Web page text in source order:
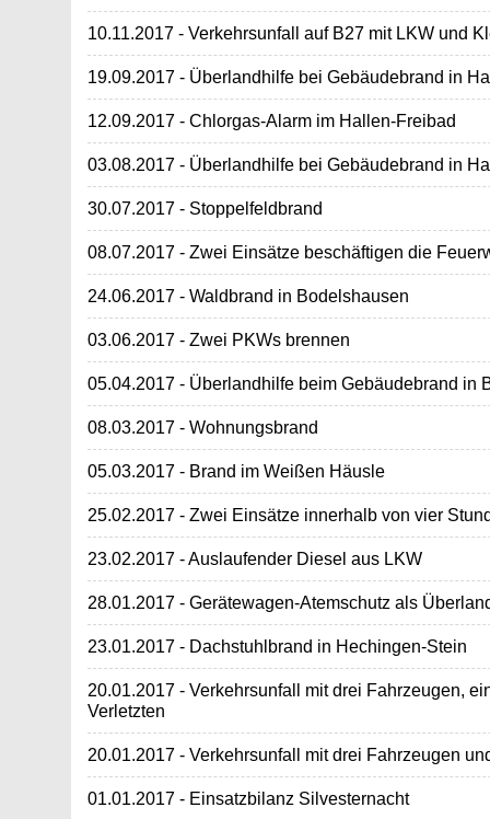
10.11.2017 - Verkehrsunfall auf B27 mit LKW und
19.09.2017 - Überlandhilfe bei Gebäudebrand in
12.09.2017 - Chlorgas-Alarm im Hallen-Freibad
03.08.2017 - Überlandhilfe bei Gebäudebrand in
30.07.2017 - Stoppelfeldbrand
08.07.2017 - Zwei Einsätze beschäftigen die
24.06.2017 - Waldbrand in Bodelshausen
03.06.2017 - Zwei PKWs brennen
05.04.2017 - Überlandhilfe beim Gebäudebrand in
08.03.2017 - Wohnungsbrand
05.03.2017 - Brand im Weißen Häusle
25.02.2017 - Zwei Einsätze innerhalb von vier
23.02.2017 - Auslaufender Diesel aus LKW
28.01.2017 - Gerätewagen-Atemschutz als
23.01.2017 - Dachstuhlbrand in Hechingen-Stein
20.01.2017 - Verkehrsunfall mit drei Fahrzeugen,
Verletzten
20.01.2017 - Verkehrsunfall mit drei Fahrzeugen
01.01.2017 - Einsatzbilanz Silvesternacht